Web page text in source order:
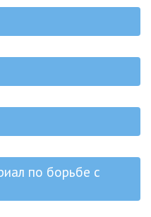
по борьбе с